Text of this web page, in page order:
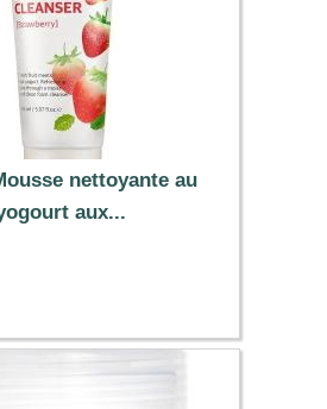
nettoyante au
aux...